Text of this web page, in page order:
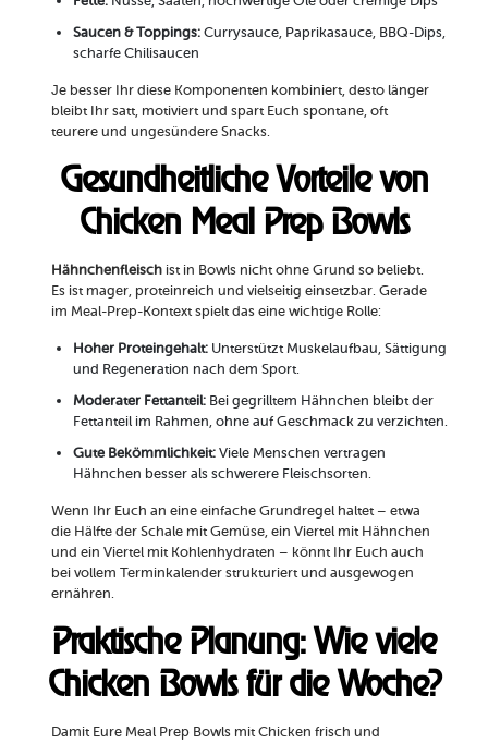
Saucen & Toppings:Currysauce, Paprikasauce, BBQ-Dips,
scharfe Chilisaucen
Je besser Ihr diese Komponenten kombiniert, desto länger
bleibt Ihr satt, motiviert und spart Euch spontane, oft
teurere und ungesündere Snacks.
Gesundheitliche Vorteile von
Chicken Meal Prep Bowls
Hähnchenfleischist in Bowls nicht ohne Grund so beliebt.
Es ist mager, proteinreich und vielseitig einsetzbar. Gerade
im Meal-Prep-Kontext spielt das eine wichtige Rolle:
Hoher Proteingehalt:Unterstützt Muskelaufbau, Sättigung
und Regeneration nach dem Sport.
Moderater Fettanteil:Bei gegrilltem Hähnchen bleibt der
Fettanteil im Rahmen, ohne auf Geschmack zu verzichten.
Gute Bekömmlichkeit:Viele Menschen vertragen
Hähnchen besser als schwerere Fleischsorten.
Wenn Ihr Euch an eine einfache Grundregel haltet – etwa
die Hälfte der Schale mit Gemüse, ein Viertel mit Hähnchen
und ein Viertel mit Kohlenhydraten – könnt Ihr Euch auch
bei vollem Terminkalender strukturiert und ausgewogen
ernähren.
Praktische Planung: Wie viele
Chicken Bowls für die Woche?
Damit Eure Meal Prep Bowls mit Chicken frisch und